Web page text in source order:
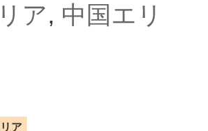
ア, 中国エリ
ア